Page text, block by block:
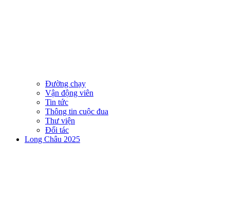
Đường chạy
Vận động viên
Tin tức
Thông tin cuộc đua
Thư viện
Đối tác
Long Châu 2025